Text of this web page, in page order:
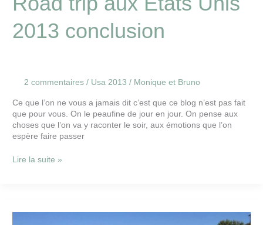
2013 conclusion
2 commentaires / Usa 2013 / Monique et Bruno
Ce que l’on ne vous a jamais dit c’est que ce blog n’est pas fait
que pour vous. On le peaufine de jour en jour. On pense aux
choses que l’on va y raconter le soir, aux émotions que l’on
espère faire passer
Lire la suite »